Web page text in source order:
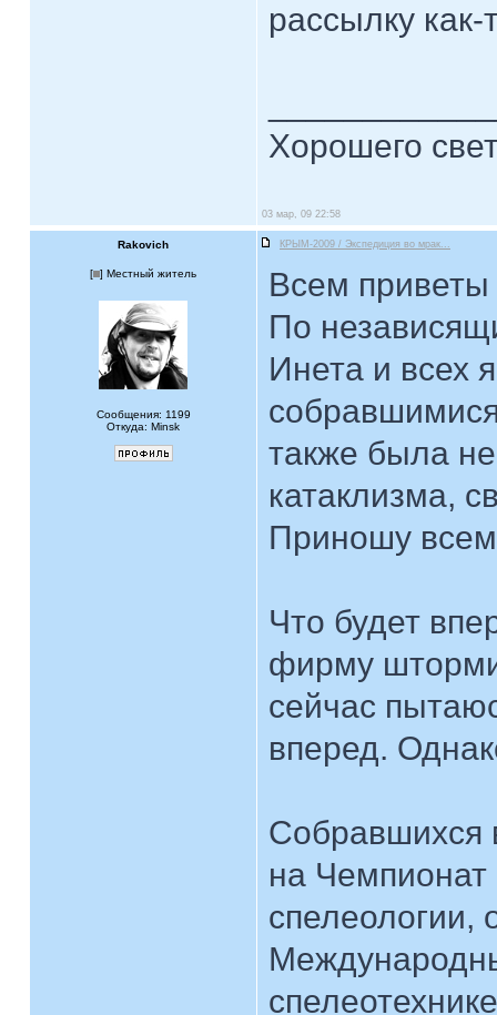
рассылку как-
Хорошего
03 мар, 09 22:58
Rakovich КРЫМ-2009 / Экспедиция во мрак...
[ ] Местный житель
Сообщения: 1199
Откуда: Minsk
Всем приветы
По
Инета и всех
также была
катаклизма,
Приношу
Что будет
фирму
сейчас
вперед.
Собравшихся
на Чемпионат